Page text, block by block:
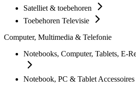
Satelliet & toebehoren
Toebehoren Televisie
Computer, Multimedia & Telefonie
Notebooks, Computer, Tablets, E-
Notebook, PC & Tablet Accessoires